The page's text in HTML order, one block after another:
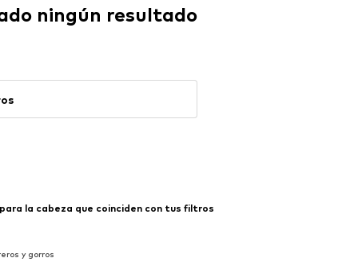
ningún resultado
la cabeza que coinciden con tus filtros
y gorros